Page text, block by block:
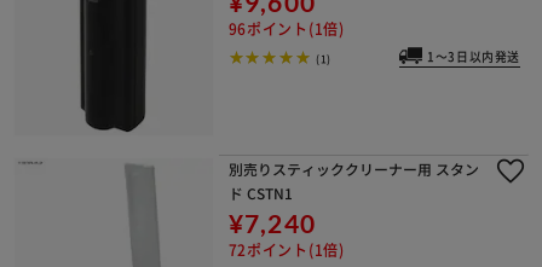
96ポイント(1倍)
(1) 1～3日以内発送
別売りスティッククリーナー用 スタン
ド CSTN1
¥7,240
72ポイント(1倍)